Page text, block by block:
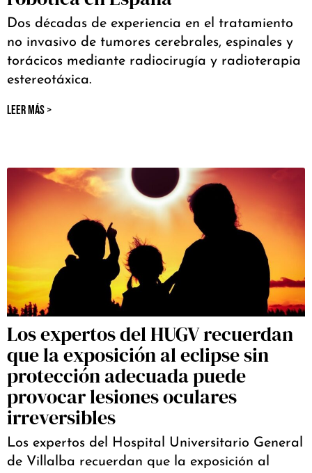
Dos décadas de experiencia en el tratamiento
no invasivo de tumores cerebrales, espinales y
torácicos mediante radiocirugía y radioterapia
estereotáxica.
LEER MÁS >
Los expertos del HUGV recuerdan
que la exposición al eclipse sin
protección adecuada puede
provocar lesiones oculares
irreversibles
Los expertos del Hospital Universitario General
de Villalba recuerdan que la exposición al